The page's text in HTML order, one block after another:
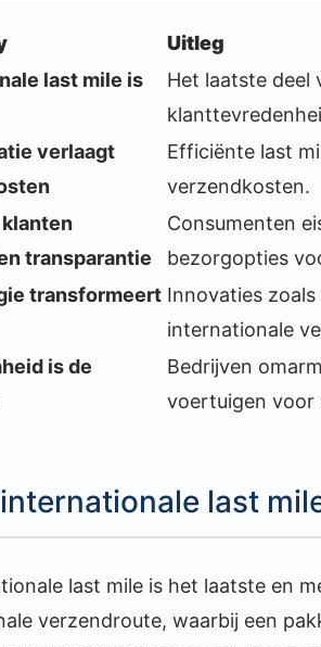
Uitleg
last mile is
Het laatste deel
verlaagt
Efficiënte last
verzendkosten.
transparantie
Consumenten
bezorgopties
transformeert Innovaties
internationale
is de
Bedrijven
voertuigen voor
last
last mile is het laatste en
verzendroute, waarbij een